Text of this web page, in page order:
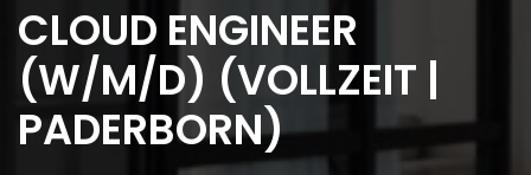
CLOUD ENGINEER
(W/M/D) (VOLLZEIT |
PADERBORN)